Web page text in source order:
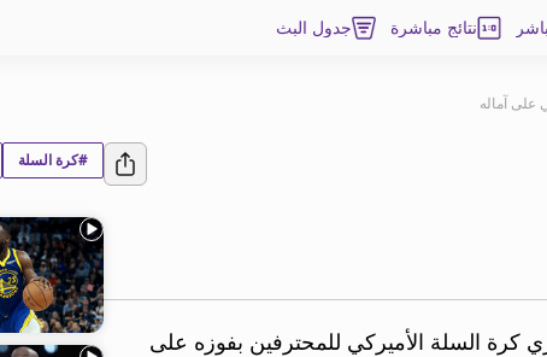
نتائج مباشرة جدول البث
على آماله
كرة السلة الأميركي للمحترفين بفوزه على
#كرة السلة